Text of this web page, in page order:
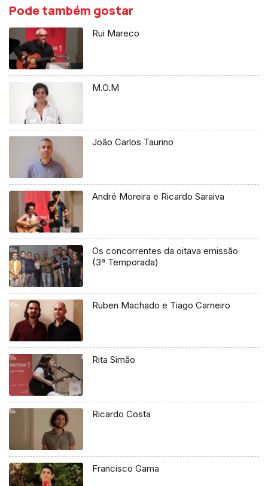
Pode também gostar
Rui Mareco
M.O.M
João Carlos Taurino
André Moreira e Ricardo Saraiva
Os concorrentes da oitava emissão
(3ª Temporada)
Ruben Machado e Tiago Carneiro
Rita Simão
Ricardo Costa
Francisco Gama